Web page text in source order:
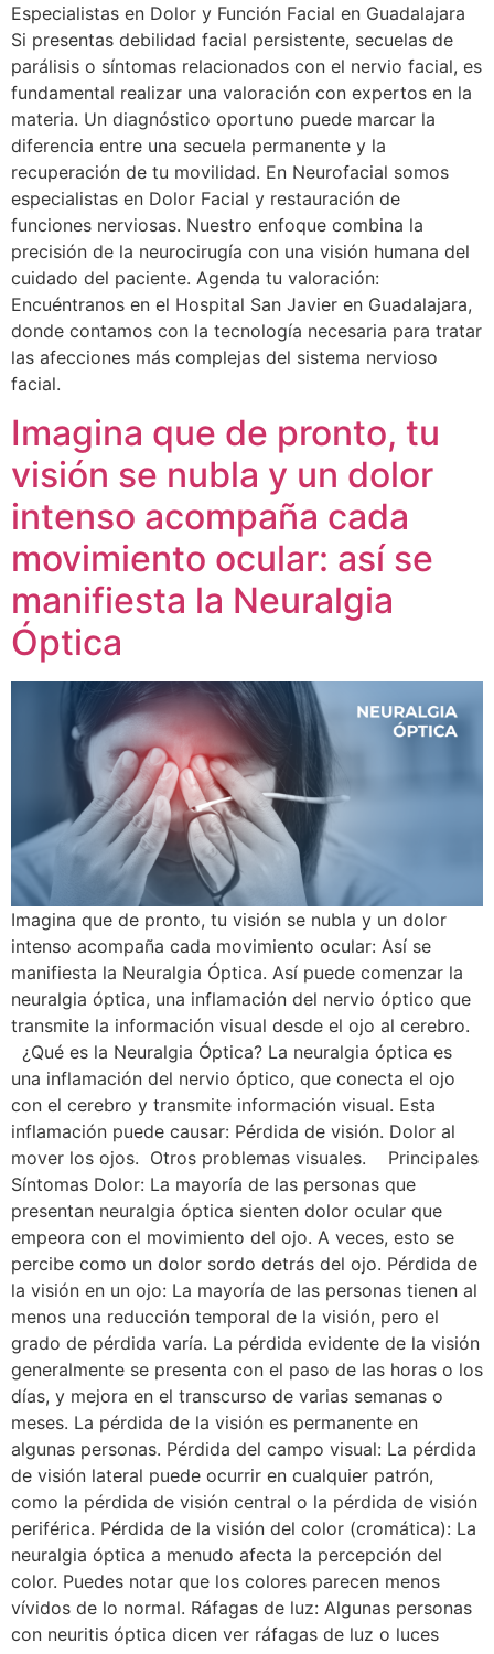
Especialistas en Dolor y Función Facial en Guadalajara
Si presentas debilidad facial persistente, secuelas de
parálisis o síntomas relacionados con el nervio facial, es
fundamental realizar una valoración con expertos en la
materia. Un diagnóstico oportuno puede marcar la
diferencia entre una secuela permanente y la
recuperación de tu movilidad. En Neurofacial somos
especialistas en Dolor Facial y restauración de
funciones nerviosas. Nuestro enfoque combina la
precisión de la neurocirugía con una visión humana del
cuidado del paciente. Agenda tu valoración:
Encuéntranos en el Hospital San Javier en Guadalajara,
donde contamos con la tecnología necesaria para tratar
las afecciones más complejas del sistema nervioso
facial.
Imagina que de pronto, tu
visión se nubla y un dolor
intenso acompaña cada
movimiento ocular: así se
manifiesta la Neuralgia
Óptica
Imagina que de pronto, tu visión se nubla y un dolor
intenso acompaña cada movimiento ocular: Así se
manifiesta la Neuralgia Óptica. Así puede comenzar la
neuralgia óptica, una inflamación del nervio óptico que
transmite la información visual desde el ojo al cerebro.
¿Qué es la Neuralgia Óptica? La neuralgia óptica es
una inflamación del nervio óptico, que conecta el ojo
con el cerebro y transmite información visual. Esta
inflamación puede causar: Pérdida de visión. Dolor al
mover los ojos. Otros problemas visuales. Principales
Síntomas Dolor: La mayoría de las personas que
presentan neuralgia óptica sienten dolor ocular que
empeora con el movimiento del ojo. A veces, esto se
percibe como un dolor sordo detrás del ojo. Pérdida de
la visión en un ojo: La mayoría de las personas tienen al
menos una reducción temporal de la visión, pero el
grado de pérdida varía. La pérdida evidente de la visión
generalmente se presenta con el paso de las horas o los
días, y mejora en el transcurso de varias semanas o
meses. La pérdida de la visión es permanente en
algunas personas. Pérdida del campo visual: La pérdida
de visión lateral puede ocurrir en cualquier patrón,
como la pérdida de visión central o la pérdida de visión
periférica. Pérdida de la visión del color (cromática): La
neuralgia óptica a menudo afecta la percepción del
color. Puedes notar que los colores parecen menos
vívidos de lo normal. Ráfagas de luz: Algunas personas
con neuritis óptica dicen ver ráfagas de luz o luces